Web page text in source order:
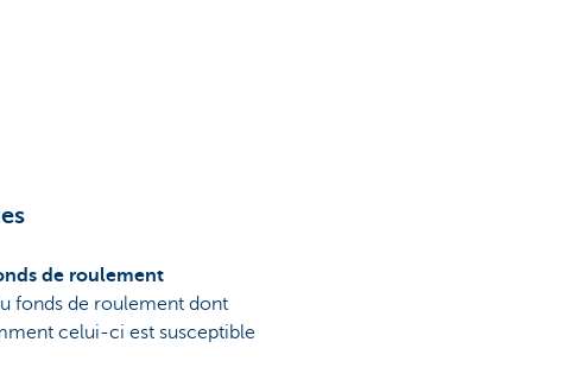
de roulement
fonds de roulement dont
celui-ci est susceptible